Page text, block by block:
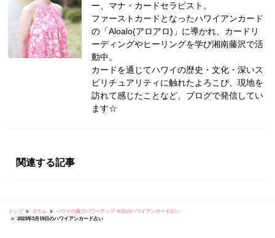
ー、マナ・カードセラピスト。
ファーストカードとなったハワイアンカード
の「Aloalo(アロアロ)」に導かれ、カードリ
ーディングやヒーリングを学び湘南藤沢で活
動中。
カードを通じてハワイの歴史・文化・深いス
ピリチュアリティに触れたよろこび、現地を
訪れて感じたことなど、ブログで発信してい
ます☆
関連する記事
トップ コラム
ハワイの風でパワーアップ 今日のハワイアンカード占い
2023年3月19日のハワイアンカード占い